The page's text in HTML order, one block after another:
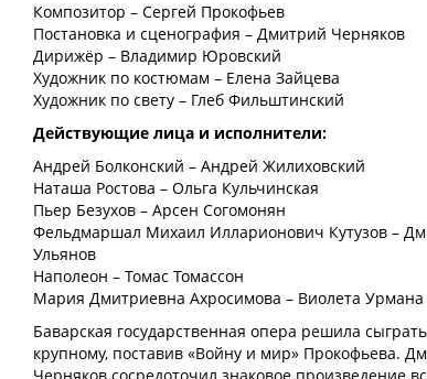
Композитор – Сергей Прокофьев
Постановка и сценография – Дмитрий Черняков
Дирижёр – Владимир Юровский
Художник по костюмам – Елена Зайцева
Художник по свету – Глеб Фильштинский
Действующие лица и исполнители:
Андрей Болконский – Андрей Жилиховский
Наташа Ростова – Ольга Кульчинская
Пьер Безухов – Арсен Согомонян
Фельдмаршал Михаил Илларионович Кутузов –
Ульянов
Наполеон – Томас Томассон
Мария Дмитриевна Ахросимова – Виолета Урмана
Баварская государственная опера решила
крупному, поставив «Войну и мир» Прокофьева.